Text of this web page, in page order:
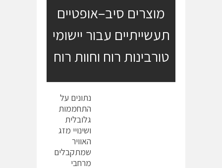
M
מוצרים סיב–אופטיים
תעשייתיים עבור יישומי
טורבינות רוח וחוות רוח
נתונים על
התחממות
גלובלית
ושינויי מזג
האוויר
שמתקבלים
מרחבי